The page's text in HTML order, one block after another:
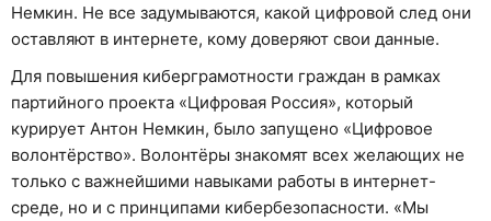
Немкин. Не все задумываются, какой цифровой след они
оставляют в интернете, кому доверяют свои данные.
Для повышения киберграмотности граждан в рамках
партийного проекта «Цифровая Россия», который
курирует Антон Немкин, было запущено «Цифровое
волонтёрство». Волонтёры знакомят всех желающих не
только с важнейшими навыками работы в интернет-
среде, но и с принципами кибербезопасности. «Мы